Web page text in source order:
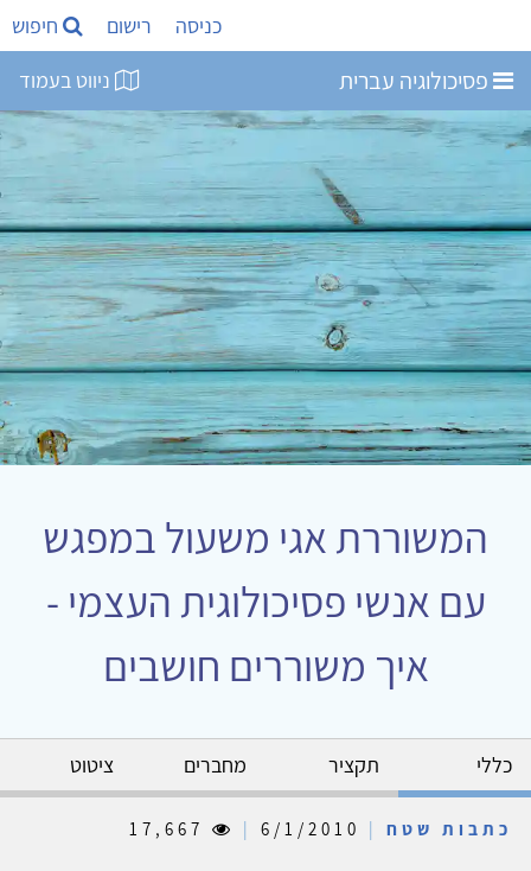
כניסה רישום חיפוש
פסיכולוגיה עברית ניווט בעמוד
המשוררת אגי משעול במפגש
עם אנשי פסיכולוגית העצמי -
איך משוררים חושבים
כללי תקציר מחברים ציטוט
כתבות שטח |
|